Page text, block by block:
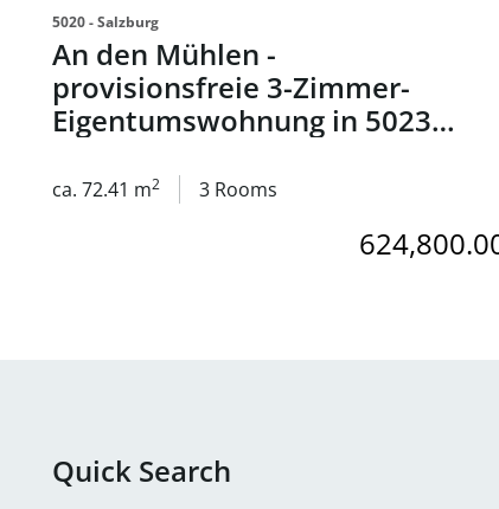
5020 - Salzburg
An den Mühlen -
provisionsfreie 3-Zimmer-
Eigentumswohnung in 5023
ca. 72.41 m2 3 Rooms
Quick Search